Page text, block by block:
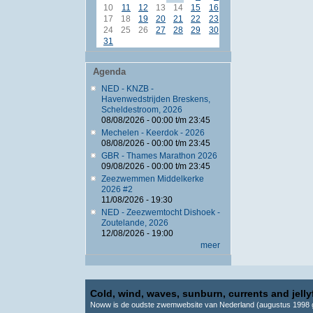
10
11 12 13 14 15
16
17
18 19 20 21 22
23
24
25 26 27 28 29
30
31
Agenda
NED - KNZB -
Havenwedstrijden Breskens,
Scheldestroom, 2026
08/08/2026 - 00:00t/m 23:45
Mechelen - Keerdok - 2026
08/08/2026 - 00:00t/m 23:45
GBR - Thames Marathon 2026
09/08/2026 - 00:00t/m 23:45
Zeezwemmen Middelkerke
2026 #2
11/08/2026 - 19:30
NED - Zeezwemtocht Dishoek -
Zoutelande, 2026
12/08/2026 - 19:00
meer
Cold, wind, waves, sunburn, currents and
Noww is de oudste zwemwebsite van Nederland (augustus 1998